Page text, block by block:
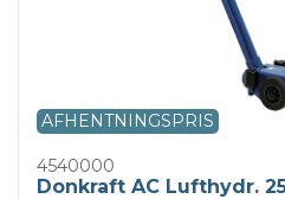
AFHENTNINGSPRIS
4540000
Donkraft AC Lufthydr.